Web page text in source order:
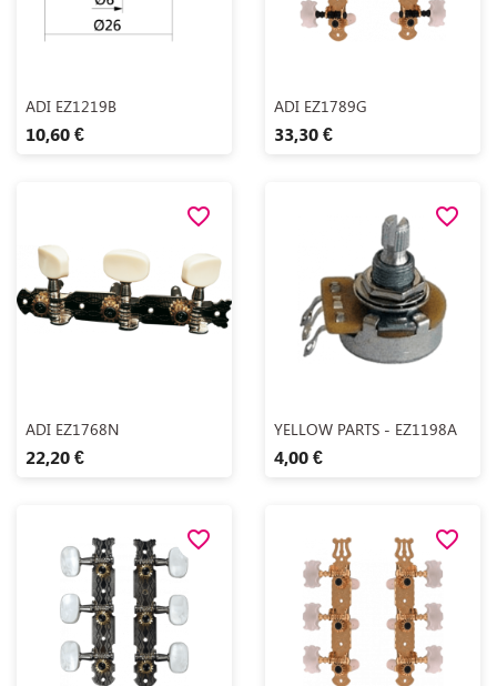
Aperçu rapide
ADI EZ1219B
10,60 €
Aperçu rapide
ADI EZ1789G
33,30 €
Aperçu rapide
ADI EZ1768N
22,20 €
favorite_border
Aperçu rapide
YELLOW PARTS - EZ1198A
4,00 €
favorite_border
favorite_border favorite_border